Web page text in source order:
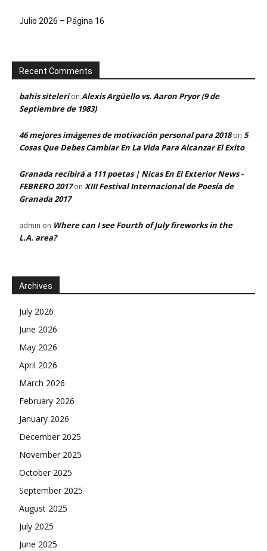
Julio 2026 – Página 16
Recent Comments
bahis sitelerion Alexis Argüello vs. Aaron Pryor (9 de
Septiembre de 1983)
46 mejores imágenes de motivación personal para 2018on 5
Cosas Que Debes Cambiar En La Vida Para Alcanzar El Exito
Granada recibirá a 111 poetas | Nicas En El Exterior News -
FEBRERO 2017on XIII Festival Internacional de Poesía de
Granada 2017
admin on Where can I see Fourth of July fireworks in the
L.A. area?
Archives
July 2026
June 2026
May 2026
April 2026
March 2026
February 2026
January 2026
December 2025
November 2025
October 2025
September 2025
August 2025
July 2025
June 2025